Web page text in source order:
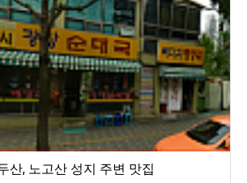
산, 노고산 성지 주변 맛집